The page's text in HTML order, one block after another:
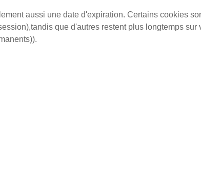
aussi une date d'expiration. Certains cookies
que d'autres restent plus longtemps